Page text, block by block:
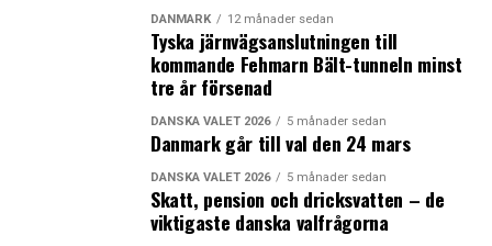
bra service och känns professionellt när vi kan
koordinera ett besök i två länder, säger han.
mål att 15 kommuner ska få besök via One Point Entry.
Dessutom ska 50 företag, jämfört med 27 under 2016,
dra nytta av besöken. Tio delegationsbesök ska vara
gemensamma över Öresund.
DANMARK 12 månader sedan
Tyska järnvägsanslutningen till
kommande Fehmarn Bält-tunneln minst
tre år försenad
DANSKA VALET 2026 5 månader sedan
Danmark går till val den 24 mars
DANSKA VALET 2026 5 månader sedan
Skatt, pension och dricksvatten – de
viktigaste danska valfrågorna